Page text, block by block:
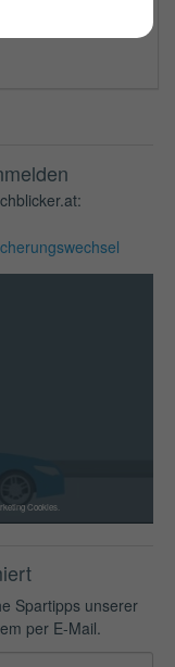
Cookies.
Spartipps unserer
per E-Mail.